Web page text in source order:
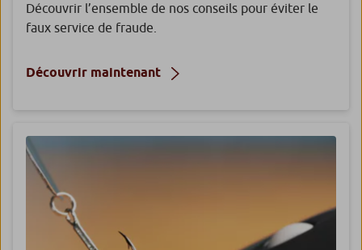
Découvrir l’ensemble de nos conseils pour éviter le
faux service de fraude.
Découvrir maintenant